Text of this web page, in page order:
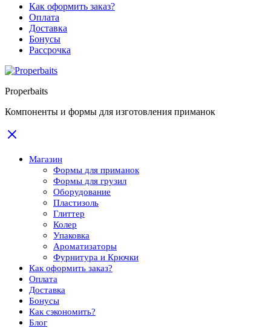
Как оформить заказ?
Оплата
Доставка
Бонусы
Рассрочка
Properbaits
Компоненты и формы для изготовления приманок
Магазин
Формы для приманок
Формы для грузил
Оборудование
Пластизоль
Глиттер
Колер
Упаковка
Ароматизаторы
Фурнитура и Крючки
Как оформить заказ?
Оплата
Доставка
Бонусы
Как сэкономить?
Блог